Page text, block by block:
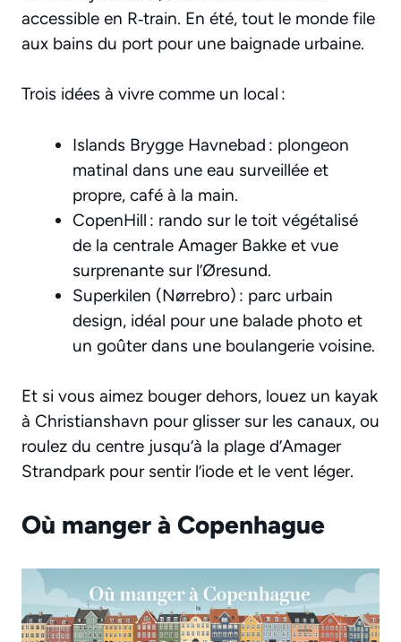
accessible en R‑train. En été, tout le monde file
aux bains du port pour une baignade urbaine.
Trois idées à vivre comme un local :
Islands Brygge Havnebad : plongeon
matinal dans une eau surveillée et
propre, café à la main.
CopenHill : rando sur le toit végétalisé
de la centrale Amager Bakke et vue
surprenante sur l’Øresund.
Superkilen (Nørrebro) : parc urbain
design, idéal pour une balade photo et
un goûter dans une boulangerie voisine.
Et si vous aimez bouger dehors, louez un kayak
à Christianshavn pour glisser sur les canaux, ou
roulez du centre jusqu’à la plage d’Amager
Strandpark pour sentir l’iode et le vent léger.
Où manger à Copenhague